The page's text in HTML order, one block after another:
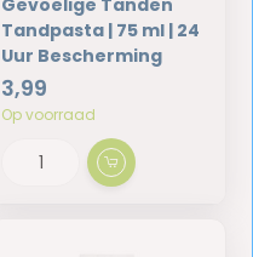
Gevoelige Tanden
Tandpasta | 75 ml | 24
Uur Bescherming
3,99
Op voorraad